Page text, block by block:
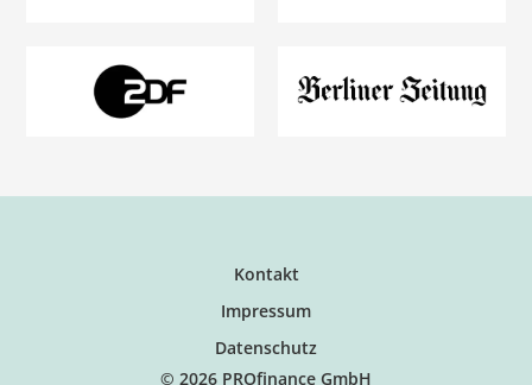
Kontakt
Impressum
Datenschutz
© 2026 PROfinance GmbH